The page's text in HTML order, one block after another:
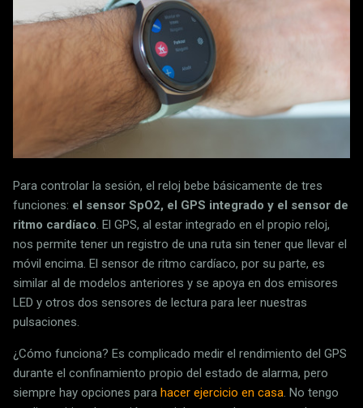
Para controlar la sesión, el reloj bebe básicamente de tres
funciones: el sensor SpO2, el GPS integrado y el sensor de
ritmo cardíaco. El GPS, al estar integrado en el propio reloj,
nos permite tener un registro de una ruta sin tener que llevar el
móvil encima. El sensor de ritmo cardíaco, por su parte, es
similar al de modelos anteriores y se apoya en dos emisores
LED y otros dos sensores de lectura para leer nuestras
pulsaciones.
¿Cómo funciona? Es complicado medir el rendimiento del GPS
durante el confinamiento propio del estado de alarma, pero
siempre hay opciones para hacer ejercicio en casa. No tengo